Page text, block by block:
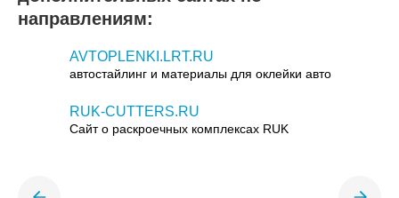
направлениям:
AVTOPLENKI.LRT.RU
автостайлинг и материалы для оклейки авто
RUK-CUTTERS.RU
Сайт о раскроечных комплексах RUK